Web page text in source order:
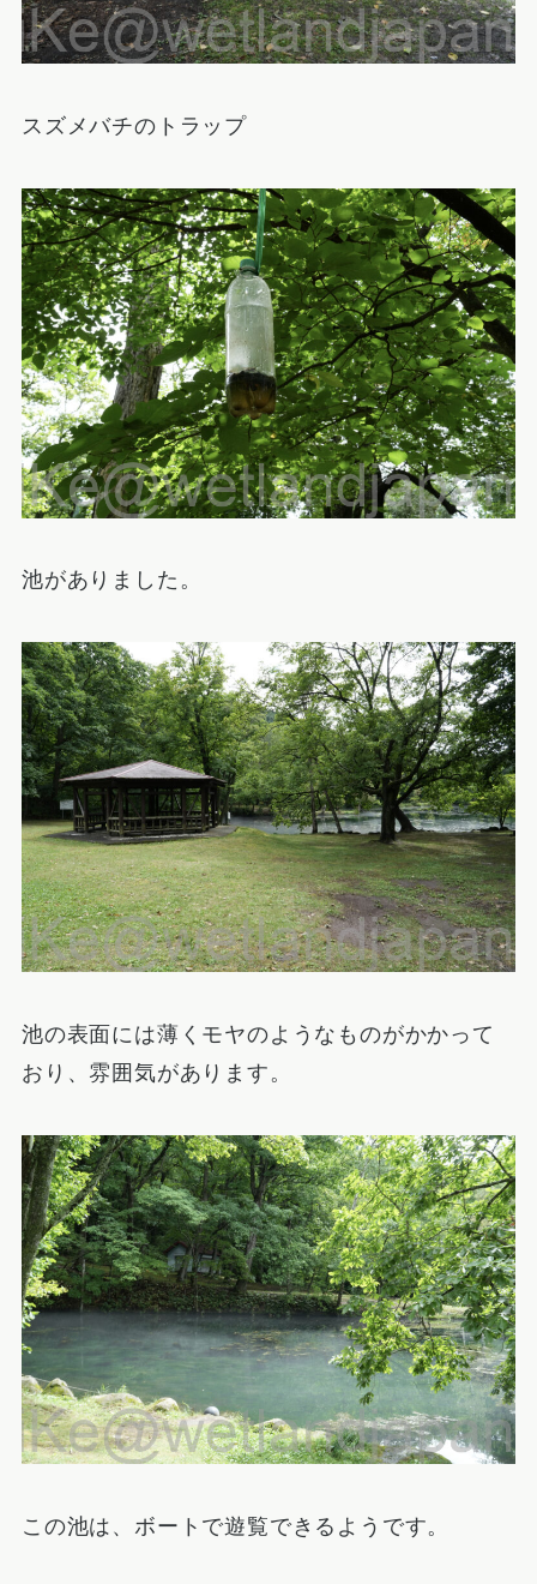
スズメバチのトラップ
池がありました。
池の表面には薄くモヤのようなものがかかって
おり、雰囲気があります。
この池は、ボートで遊覧できるようです。